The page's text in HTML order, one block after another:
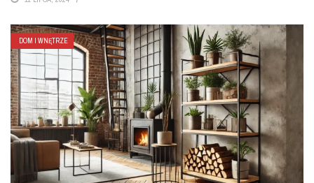
DOM I WNĘTRZE